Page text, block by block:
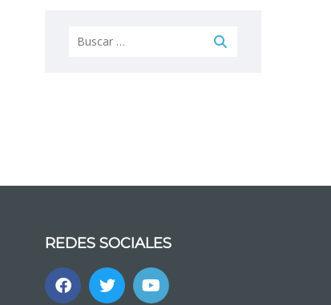
Buscar:
REDES SOCIALES